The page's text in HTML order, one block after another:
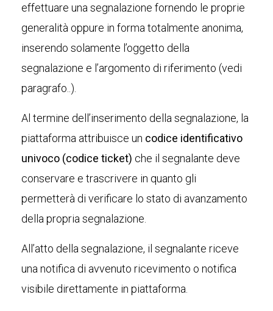
effettuare una segnalazione fornendo le proprie
generalità oppure in forma totalmente anonima,
inserendo solamente l’oggetto della
segnalazione e l’argomento di riferimento (vedi
paragrafo..).
Al termine dell’inserimento della segnalazione, la
piattaforma attribuisce un codice identificativo
univoco (codice ticket) che il segnalante deve
conservare e trascrivere in quanto gli
permetterà di verificare lo stato di avanzamento
della propria segnalazione.
All’atto della segnalazione, il segnalante riceve
una notifica di avvenuto ricevimento o notifica
visibile direttamente in piattaforma.